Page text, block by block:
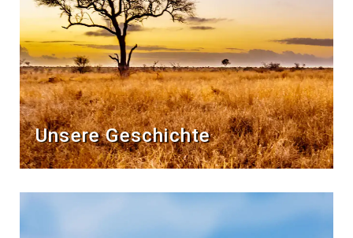
Unsere Geschichte